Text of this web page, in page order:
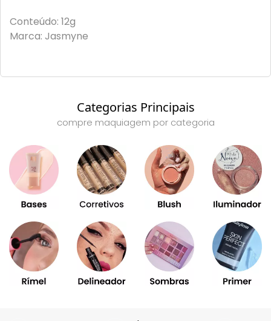
Conteúdo: 12g
Marca: Jasmyne
Categorias Principais
compre maquiagem por categoria